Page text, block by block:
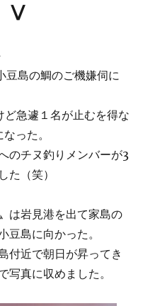
Ⅴ
豆島の鯛のご機嫌伺に
急遽１名が止むを得な
った。
のチヌ釣りメンバーが3
た（笑）
は岩見港を出て家島の
豆島に向かった。
付近で朝日が昇ってき
写真に収めました。